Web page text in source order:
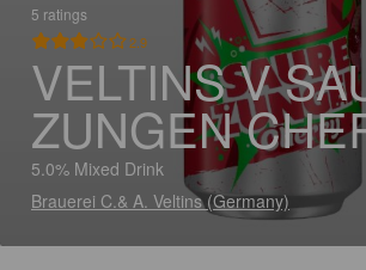
5 ratings
2.9
VELTINS V
ZUNGEN
5.0% Mixed Drink
Brauerei C.& A. Veltins (Germany)